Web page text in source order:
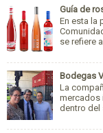
Guía de
En esta la
se refiere
Bodegas
La
mercados
dentro del